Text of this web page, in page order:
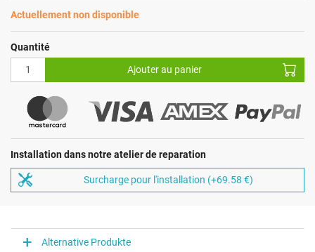
Actuellement non disponible
Quantité
Ajouter au panier
Installation dans notre atelier de reparation
Surcharge pour l'installation (+69.58 €)
Alternative Produkte